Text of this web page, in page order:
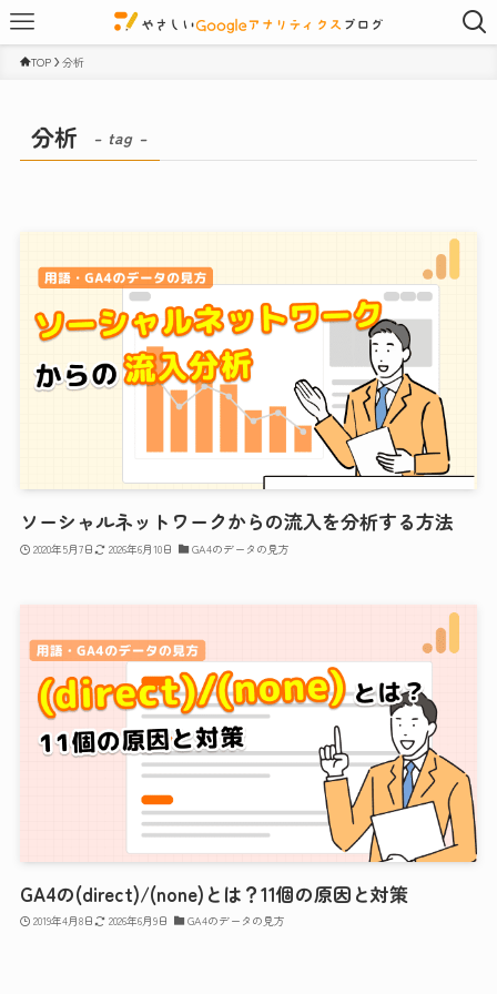
TOP 分析
分析 – tag –
ソーシャルネットワークからの流入を分析する方法
2020年5月7日 2026年6月10日 GA4のデータの見方
GA4の(direct)/(none)とは？11個の原因と対策
2019年4月8日 2026年6月9日 GA4のデータの見方